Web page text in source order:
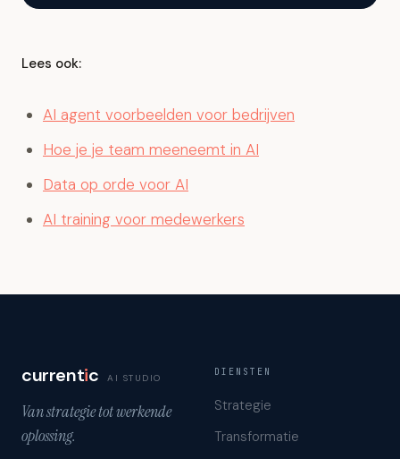
Lees ook:
AI agent voorbeelden voor bedrijven
Hoe je je team meeneemt in AI
Data op orde voor AI
AI training voor medewerkers
currentic AI STUDIO
Van strategie tot werkende
oplossing.
DIENSTEN
Strategie
Transformatie